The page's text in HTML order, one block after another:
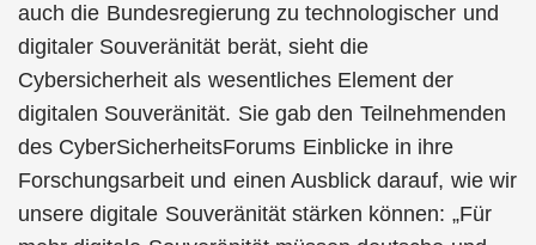
auch die Bundesregierung zu technologischer und
digitaler Souveränität berät, sieht die
Cybersicherheit als wesentliches Element der
digitalen Souveränität. Sie gab den Teilnehmenden
des CyberSicherheitsForums Einblicke in ihre
Forschungsarbeit und einen Ausblick darauf, wie wir
unsere digitale Souveränität stärken können: „Für